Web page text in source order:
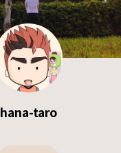
hana-taro